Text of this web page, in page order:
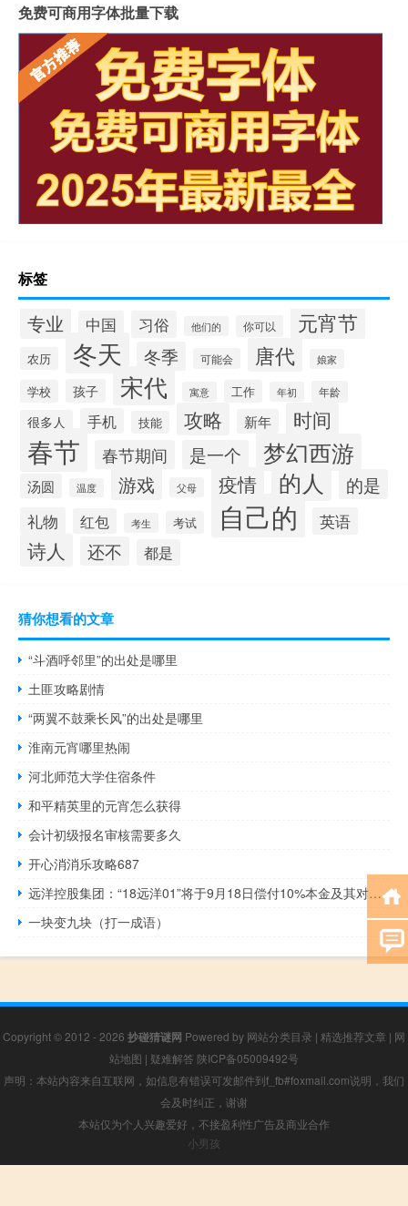
免费可商用字体批量下载
标签
专业 中国 习俗 他们的 你可以 元宵节
农历 冬天 冬季 可能会 唐代 娘家
学校 孩子 宋代 寓意 工作 年初 年龄
很多人 手机 技能 攻略 新年 时间
春节 春节期间 是一个 梦幻西游
汤圆 温度 游戏 父母 疫情 的人 的是
礼物 红包 考生 考试 自己的 英语
诗人 还不 都是
猜你想看的文章
“斗酒呼邻里”的出处是哪里
土匪攻略剧情
“两翼不鼓乘长风”的出处是哪里
淮南元宵哪里热闹
河北师范大学住宿条件
和平精英里的元宵怎么获得
会计初级报名审核需要多久
开心消消乐攻略687
远洋控股集团：“18远洋01”将于9月18日偿付10%本金及其对应利息
一块变九块（打一成语）
Copyright © 2012 - 2026 抄碰猜谜网 Powered by 网站分类目录 | 精选推荐文章 | 网
站地图 | 疑难解答 陕ICP备05009492号
声明：本站内容来自互联网，如信息有错误可发邮件到f_fb#foxmail.com说明，我们
会及时纠正，谢谢
本站仅为个人兴趣爱好，不接盈利性广告及商业合作
小男孩